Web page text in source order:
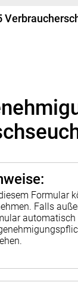
Formular
Falls
automatisch